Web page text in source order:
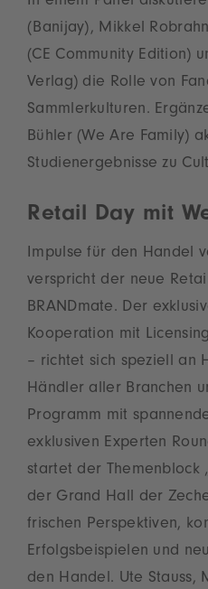
(Banijay), Mikkel
(CE Community Edition)
Verlag) die Rolle von
Sammlerkulturen.
Bühler (We Are Family)
Studienergebnisse zu
Retail Day mit
Impulse für den Handel
verspricht der neue
BRANDmate. Der
Kooperation mit
– richtet sich speziell an
Händler aller Branchen
Programm mit
exklusiven Experten
startet der Themenblock
der Grand Hall der
frischen Perspektiven,
Erfolgsbeispielen und
den Handel. Ute Stauss,